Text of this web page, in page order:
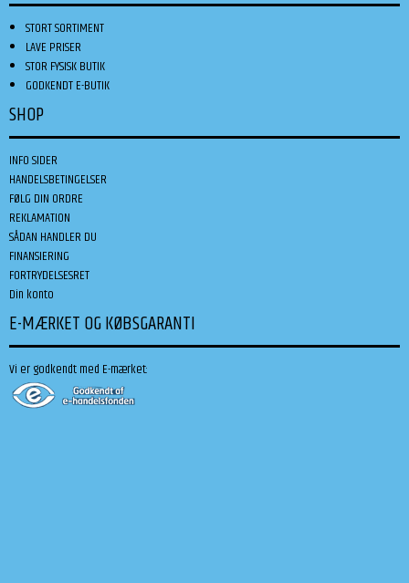
STORT SORTIMENT
LAVE PRISER
STOR FYSISK BUTIK
GODKENDT E-BUTIK
SHOP
INFO SIDER
HANDELSBETINGELSER
FØLG DIN ORDRE
REKLAMATION
SÅDAN HANDLER DU
FINANSIERING
FORTRYDELSESRET
Din konto
E-MÆRKET OG KØBSGARANTI
Vi er godkendt med E-mærket: